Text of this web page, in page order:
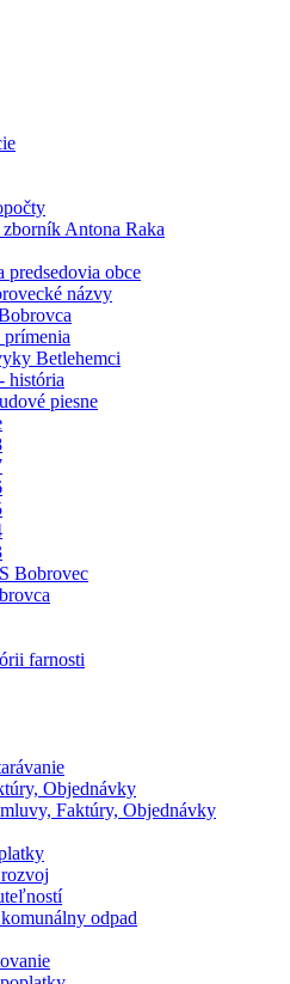
Antona Raka
predsedovia obce
názvy
Betlehemci
história
piesne
Bobrovec
farnosti
Objednávky
Faktúry, Objednávky
odpad